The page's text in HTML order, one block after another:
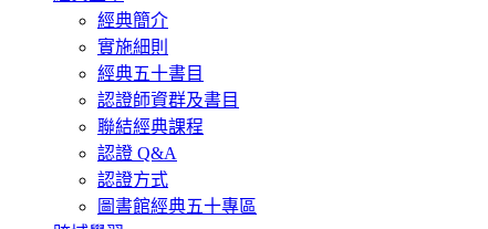
經典簡介
實施細則
經典五十書目
認證師資群及書目
聯結經典課程
認證 Q&A
認證方式
圖書館經典五十專區